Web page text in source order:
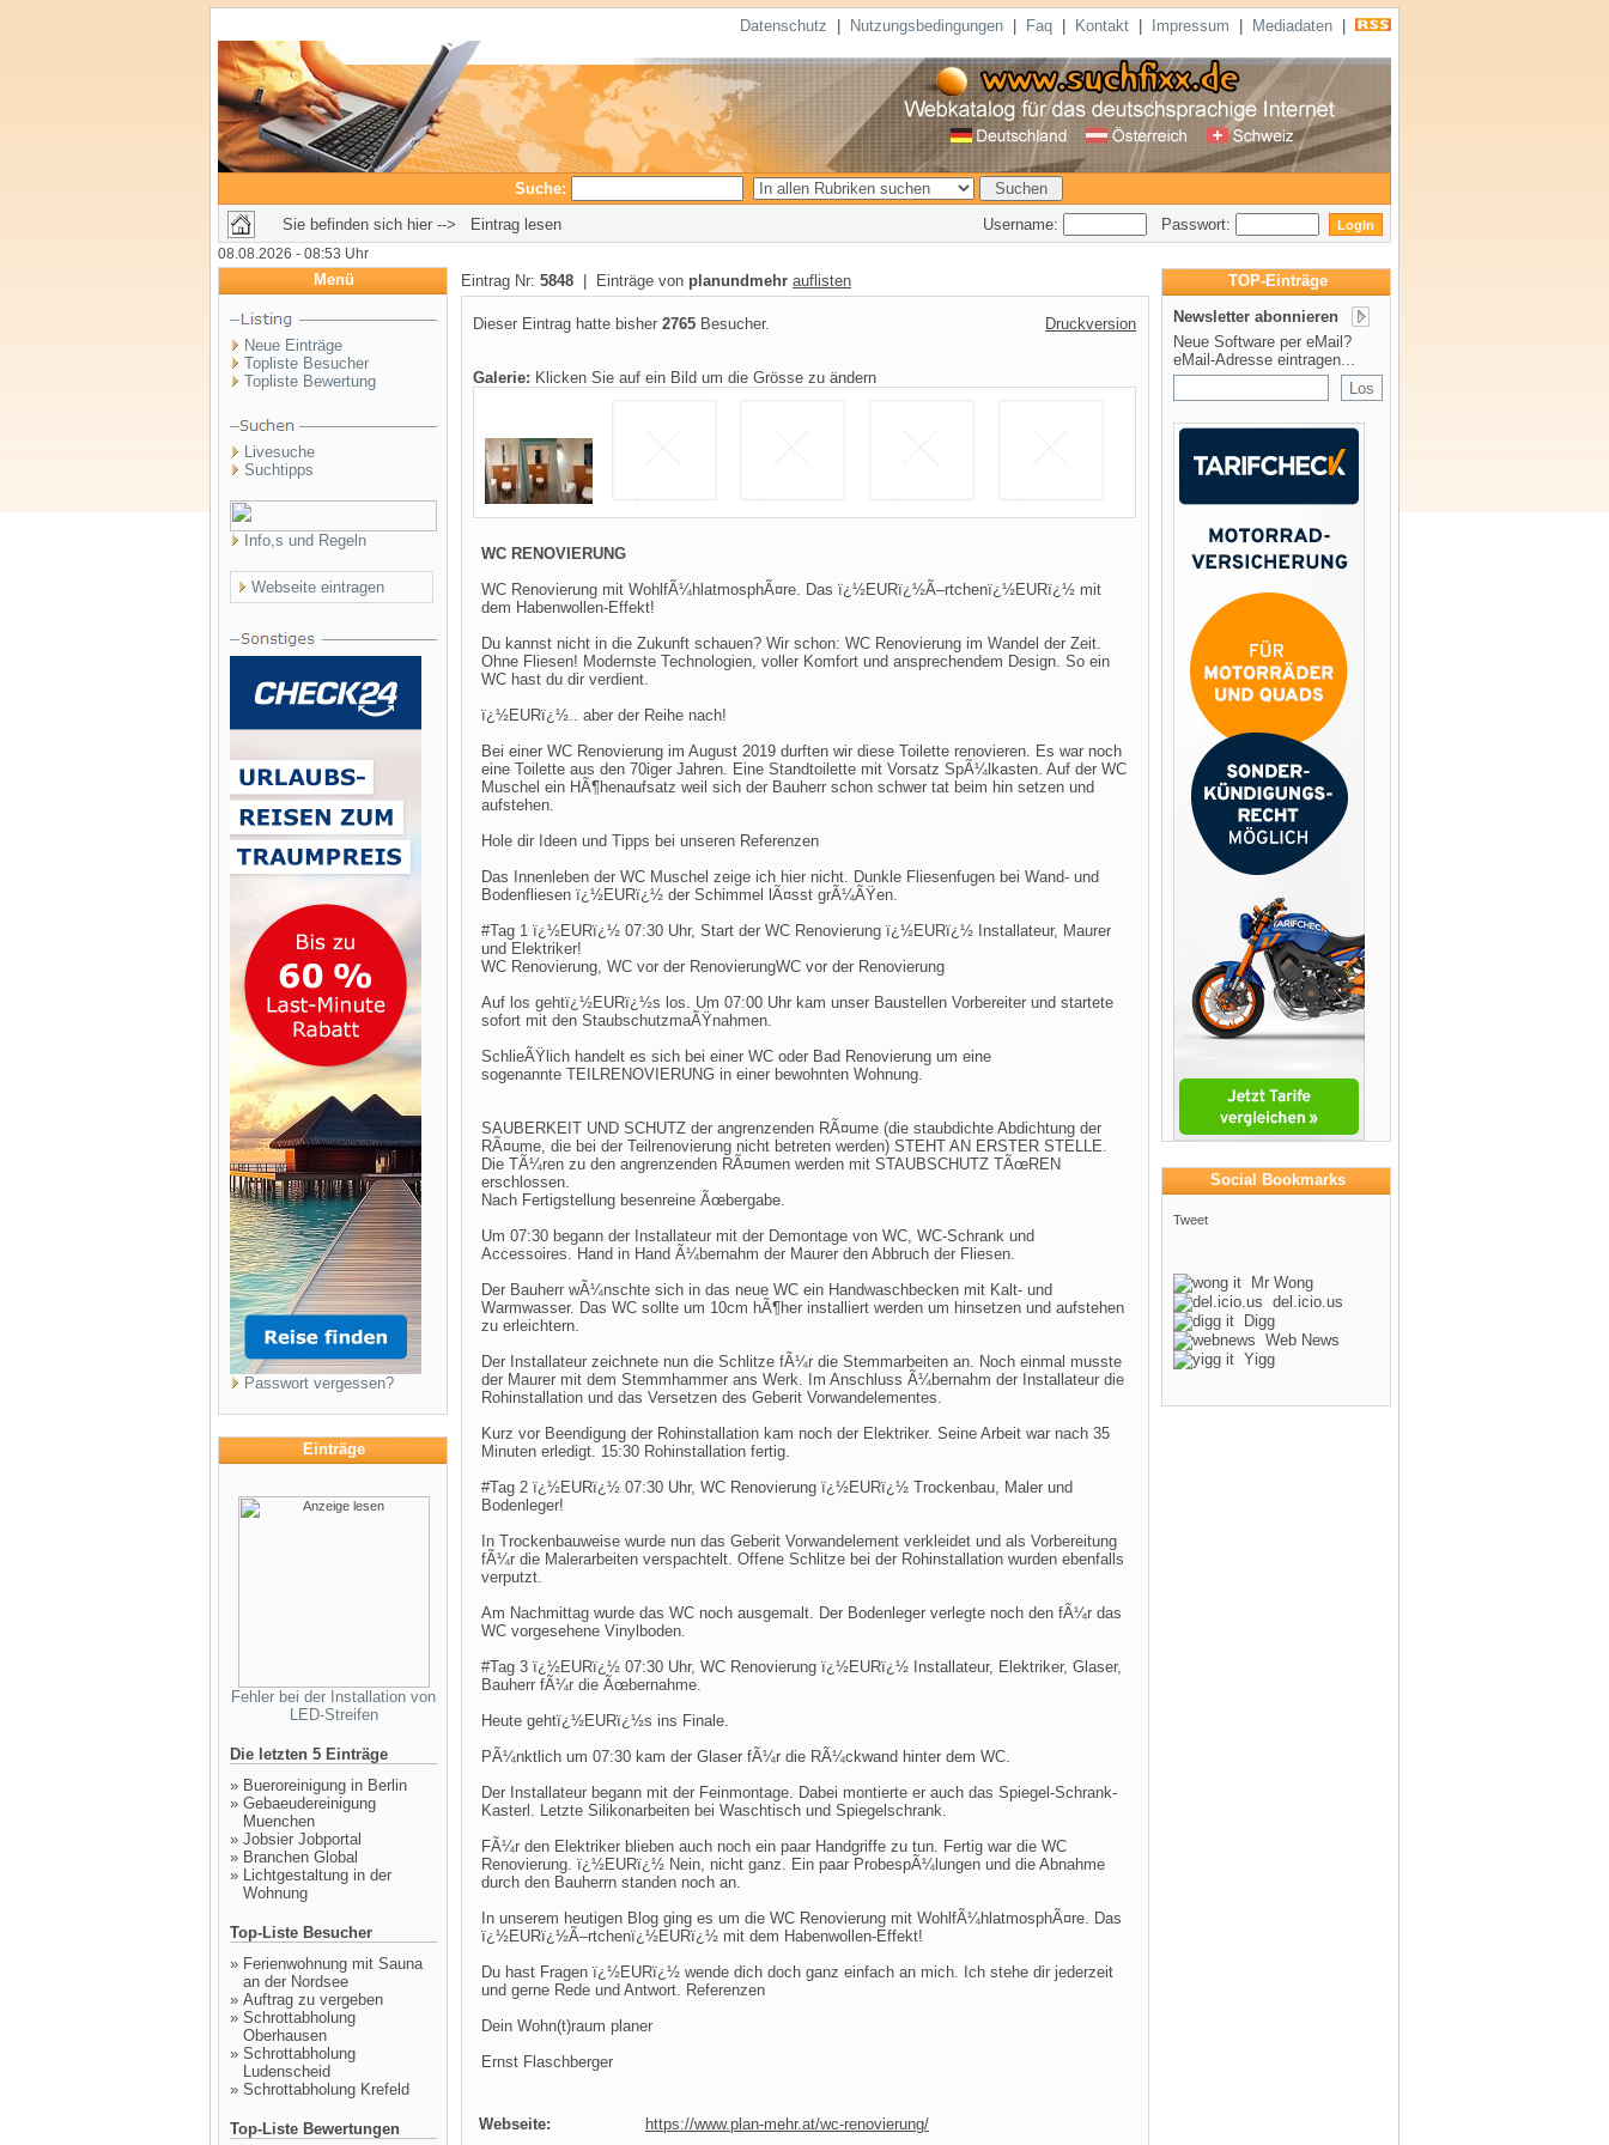
Datenschutz Nutzungsbedingungen Faq Kontakt Impressum Mediadaten
Suche:
Sie befinden sich hier --> Eintrag lesen
Username: Passwort:
08.08.2026 - 08:53 Uhr
Menü
Neue Einträge
Topliste Besucher
Topliste Bewertung
Livesuche
Suchtipps
Info,s und Regeln
Webseite eintragen
Passwort vergessen?
Einträge
Fehler bei der Installation von
LED-Streifen
Die letzten 5 Einträge
» Bueroreinigung in Berlin
» Gebaeudereinigung
Muenchen
» Jobsier Jobportal
» Branchen Global
» Lichtgestaltung in der
Wohnung
Top-Liste Besucher
» Ferienwohnung mit Sauna
an der Nordsee
» Auftrag zu vergeben
» Schrottabholung
Oberhausen
» Schrottabholung
Ludenscheid
» Schrottabholung Krefeld
Top-Liste Bewertungen
Eintrag Nr: 5848 | Einträge von planundmehr auflisten
Dieser Eintrag hatte bisher 2765 Besucher. Druckversion
Galerie: Klicken Sie auf ein Bild um die Grösse zu ändern
WC RENOVIERUNG
WC Renovierung mit WohlfÃ¼hlatmosphÃ¤re. Das ï¿½EURï¿½Ã–rtchenï¿½EURï¿½ mit
dem Habenwollen-Effekt!
Du kannst nicht in die Zukunft schauen? Wir schon: WC Renovierung im Wandel der Zeit.
Ohne Fliesen! Modernste Technologien, voller Komfort und ansprechendem Design. So ein
WC hast du dir verdient.
ï¿½EURï¿½.. aber der Reihe nach!
Bei einer WC Renovierung im August 2019 durften wir diese Toilette renovieren. Es war noch
eine Toilette aus den 70iger Jahren. Eine Standtoilette mit Vorsatz SpÃ¼lkasten. Auf der WC
Muschel ein HÃ¶henaufsatz weil sich der Bauherr schon schwer tat beim hin setzen und
aufstehen.
Hole dir Ideen und Tipps bei unseren Referenzen
Das Innenleben der WC Muschel zeige ich hier nicht. Dunkle Fliesenfugen bei Wand- und
Bodenfliesen ï¿½EURï¿½ der Schimmel lÃ¤sst grÃ¼ÃŸen.
#Tag 1 ï¿½EURï¿½ 07:30 Uhr, Start der WC Renovierung ï¿½EURï¿½ Installateur, Maurer
und Elektriker!
WC Renovierung, WC vor der RenovierungWC vor der Renovierung
Auf los gehtï¿½EURï¿½s los. Um 07:00 Uhr kam unser Baustellen Vorbereiter und startete
sofort mit den StaubschutzmaÃŸnahmen.
SchlieÃŸlich handelt es sich bei einer WC oder Bad Renovierung um eine
sogenannte TEILRENOVIERUNG in einer bewohnten Wohnung.
SAUBERKEIT UND SCHUTZ der angrenzenden RÃ¤ume (die staubdichte Abdichtung der
RÃ¤ume, die bei der Teilrenovierung nicht betreten werden) STEHT AN ERSTER STELLE.
Die TÃ¼ren zu den angrenzenden RÃ¤umen werden mit STAUBSCHUTZ TÃœREN
erschlossen.
Nach Fertigstellung besenreine Ãœbergabe.
Um 07:30 begann der Installateur mit der Demontage von WC, WC-Schrank und
Accessoires. Hand in Hand Ã¼bernahm der Maurer den Abbruch der Fliesen.
Der Bauherr wÃ¼nschte sich in das neue WC ein Handwaschbecken mit Kalt- und
Warmwasser. Das WC sollte um 10cm hÃ¶her installiert werden um hinsetzen und aufstehen
zu erleichtern.
Der Installateur zeichnete nun die Schlitze fÃ¼r die Stemmarbeiten an. Noch einmal musste
der Maurer mit dem Stemmhammer ans Werk. Im Anschluss Ã¼bernahm der Installateur die
Rohinstallation und das Versetzen des Geberit Vorwandelementes.
Kurz vor Beendigung der Rohinstallation kam noch der Elektriker. Seine Arbeit war nach 35
Minuten erledigt. 15:30 Rohinstallation fertig.
#Tag 2 ï¿½EURï¿½ 07:30 Uhr, WC Renovierung ï¿½EURï¿½ Trockenbau, Maler und
Bodenleger!
In Trockenbauweise wurde nun das Geberit Vorwandelement verkleidet und als Vorbereitung
fÃ¼r die Malerarbeiten verspachtelt. Offene Schlitze bei der Rohinstallation wurden ebenfalls
verputzt.
Am Nachmittag wurde das WC noch ausgemalt. Der Bodenleger verlegte noch den fÃ¼r das
WC vorgesehene Vinylboden.
#Tag 3 ï¿½EURï¿½ 07:30 Uhr, WC Renovierung ï¿½EURï¿½ Installateur, Elektriker, Glaser,
Bauherr fÃ¼r die Ãœbernahme.
Heute gehtï¿½EURï¿½s ins Finale.
PÃ¼nktlich um 07:30 kam der Glaser fÃ¼r die RÃ¼ckwand hinter dem WC.
Der Installateur begann mit der Feinmontage. Dabei montierte er auch das Spiegel-Schrank-
Kasterl. Letzte Silikonarbeiten bei Waschtisch und Spiegelschrank.
FÃ¼r den Elektriker blieben auch noch ein paar Handgriffe zu tun. Fertig war die WC
Renovierung. ï¿½EURï¿½ Nein, nicht ganz. Ein paar ProbespÃ¼lungen und die Abnahme
durch den Bauherrn standen noch an.
In unserem heutigen Blog ging es um die WC Renovierung mit WohlfÃ¼hlatmosphÃ¤re. Das
ï¿½EURï¿½Ã–rtchenï¿½EURï¿½ mit dem Habenwollen-Effekt!
Du hast Fragen ï¿½EURï¿½ wende dich doch ganz einfach an mich. Ich stehe dir jederzeit
und gerne Rede und Antwort. Referenzen
Dein Wohn(t)raum planer
Ernst Flaschberger
Webseite: https://www.plan-mehr.at/wc-renovierung/
TOP-Einträge
Newsletter abonnieren
Neue Software per eMail?
eMail-Adresse eintragen...
Social Bookmarks
Tweet
Mr Wong
del.icio.us
Digg
Web News
Yigg